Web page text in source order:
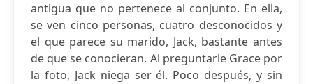
antigua que no pertenece al conjunto. En ella,
se ven cinco personas, cuatro desconocidos y
el que parece su marido, Jack, bastante antes
de que se conocieran. Al preguntarle Grace por
la foto, Jack niega ser él. Poco después, y sin